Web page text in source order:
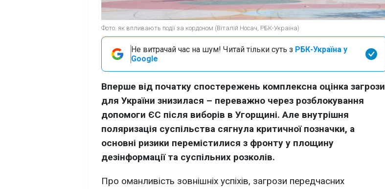
Фото: як впливають події за кордоном (Віталій Носач, РБК-Україна)
Не витрачай час на шум! Читай тільки суть з РБК-Україна у
Google
Вперше від початку спостережень комплексна оцінка загрози
для України знизилася – переважно через розблокування
допомоги ЄС після виборів в Угорщині. Але внутрішня
поляризація суспільства сягнула критичної позначки, а
основні ризики перемістилися з фронту у площину
дезінформації та суспільних розколів.
Про оманливість зовнішніх успіхів, загрози передчасних